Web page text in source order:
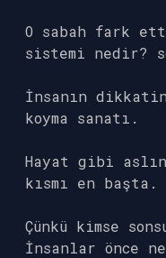
O sabah fark
sistemi nedir?
İnsanın
koyma sanatı.
Hayat gibi
kısmı en başta.
Çünkü kimse
İnsanlar önce